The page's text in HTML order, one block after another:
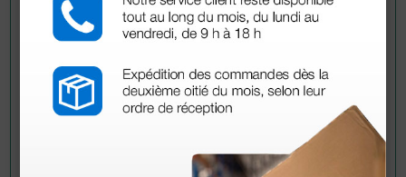
Pregúntale a un colega
¿Todavía tienes alguna duda? ¿Necesitas más